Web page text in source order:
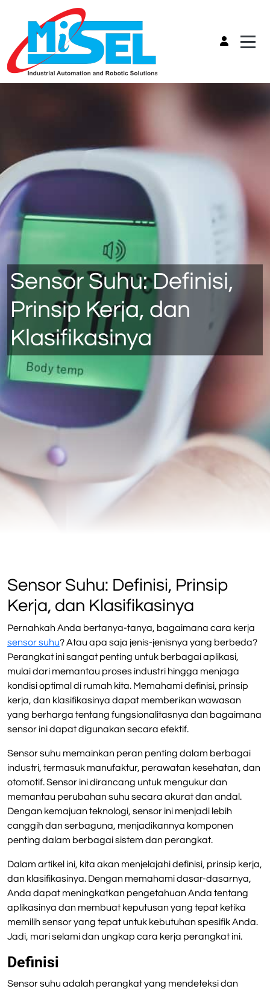
Sensor Suhu: Definisi,
Prinsip Kerja, dan
Klasifikasinya
Sensor Suhu: Definisi, Prinsip
Kerja, dan Klasifikasinya
Pernahkah Anda bertanya-tanya, bagaimana cara kerja
sensor suhu? Atau apa saja jenis-jenisnya yang berbeda?
Perangkat ini sangat penting untuk berbagai aplikasi,
mulai dari memantau proses industri hingga menjaga
kondisi optimal di rumah kita. Memahami definisi, prinsip
kerja, dan klasifikasinya dapat memberikan wawasan
yang berharga tentang fungsionalitasnya dan bagaimana
sensor ini dapat digunakan secara efektif.
Sensor suhu memainkan peran penting dalam berbagai
industri, termasuk manufaktur, perawatan kesehatan, dan
otomotif. Sensor ini dirancang untuk mengukur dan
memantau perubahan suhu secara akurat dan andal.
Dengan kemajuan teknologi, sensor ini menjadi lebih
canggih dan serbaguna, menjadikannya komponen
penting dalam berbagai sistem dan perangkat.
Dalam artikel ini, kita akan menjelajahi definisi, prinsip kerja,
dan klasifikasinya. Dengan memahami dasar-dasarnya,
Anda dapat meningkatkan pengetahuan Anda tentang
aplikasinya dan membuat keputusan yang tepat ketika
memilih sensor yang tepat untuk kebutuhan spesifik Anda.
Jadi, mari selami dan ungkap cara kerja perangkat ini.
Definisi
Sensor suhu adalah perangkat yang mendeteksi dan